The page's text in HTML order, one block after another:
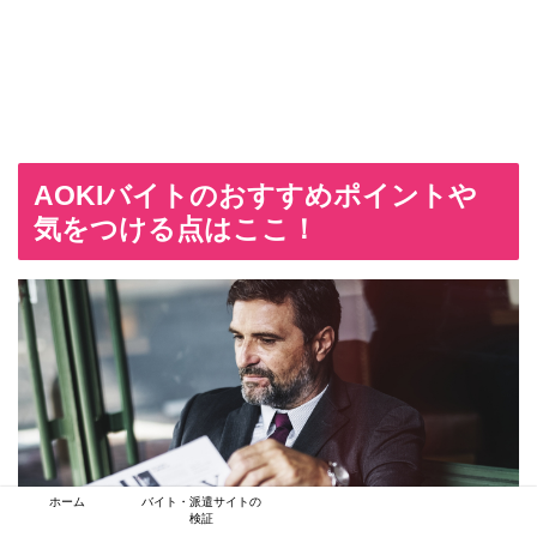
AOKIバイトのおすすめポイントや
気をつける点はここ！
ホーム
バイト・派遣サイトの
検証